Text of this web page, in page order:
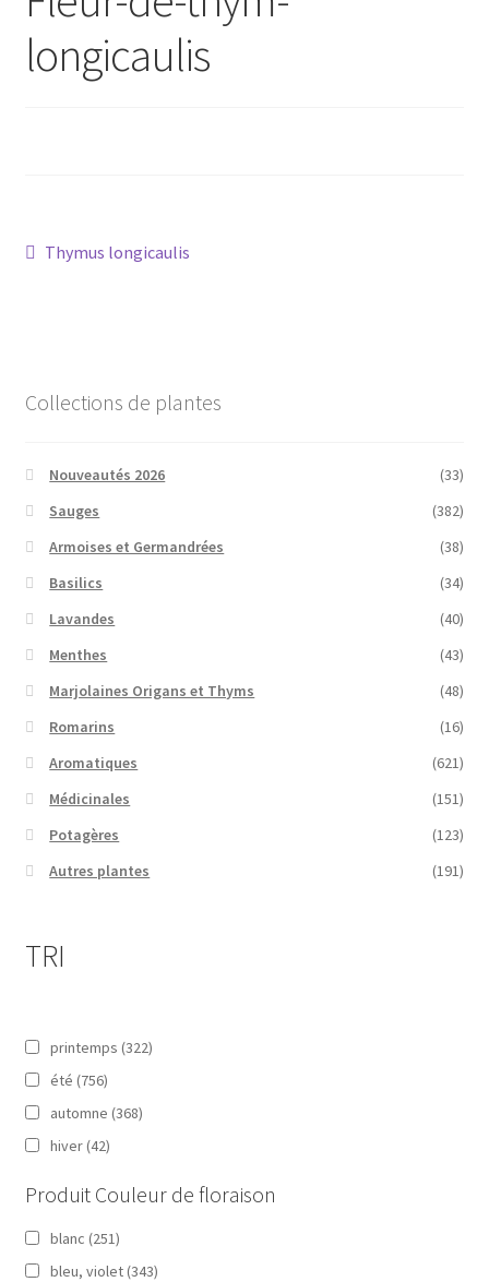
Conseils
longicaulis
Navigation
Article
Thymus longicaulis
Collections de plantes
Nouveautés 2026
(33)
Sauges
(382)
Armoises et Germandrées
(38)
Basilics
(34)
Lavandes
(40)
Menthes
(43)
Marjolaines Origans et Thyms
(48)
Romarins
(16)
Aromatiques
(621)
Médicinales
(151)
Potagères
(123)
Autres plantes
(191)
TRI
printemps (322)
été (756)
automne (368)
hiver (42)
Produit Couleur de floraison
blanc (251)
bleu, violet (343)